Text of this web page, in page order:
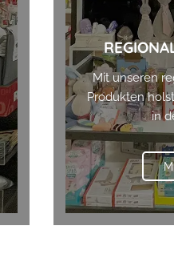
Mit unseren
Produkten
in